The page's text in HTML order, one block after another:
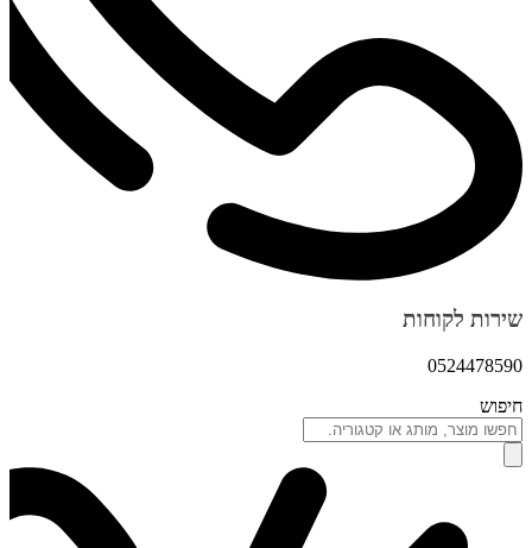
שירות לקוחות
0524478590
חיפוש